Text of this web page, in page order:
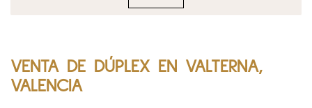
VENTA DE DÚPLEX EN VALTERNA,
VALENCIA